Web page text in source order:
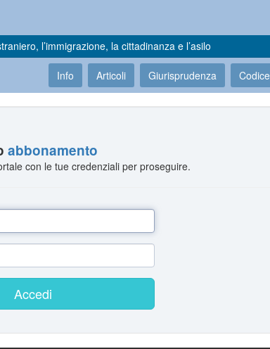
l’immigrazione, la cittadinanza e l’asilo
Info Articoli Giurisprudenza Codice
abbonamento
con le tue credenziali per proseguire.
Accedi